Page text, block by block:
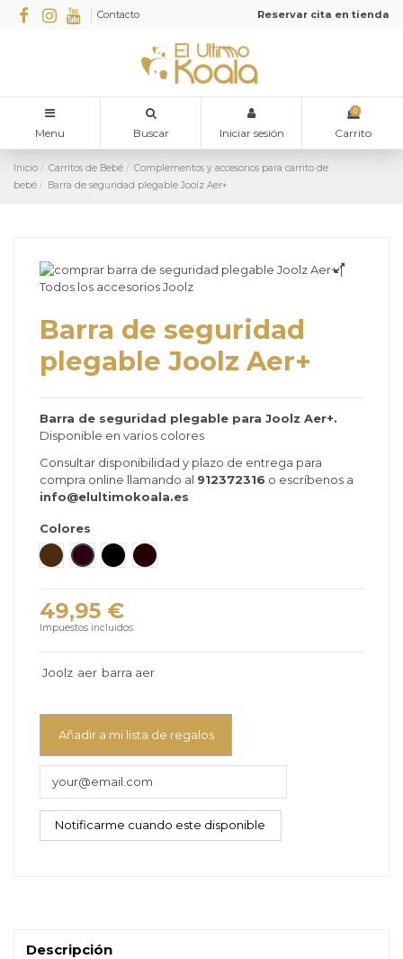
Contacto Reservar cita en tienda
Menu Buscar Iniciar sesión
0
Carrito
Inicio Carritos de Bebé
Complementos y accesorios para carrito de
bebé
Barra de seguridad plegable Joolz Aer+
Barra de seguridad
plegable Joolz Aer+
Barra de seguridad plegable para Joolz Aer+.
Disponible en varios colores
Consultar disponibilidad y plazo de entrega para
compra online llamando al 912372316 o escríbenos a
info@elultimokoala.es
Colores
Brown carbón
Mid Brown Carbon
Black Carbon
Dark brown
49,95 €
Impuestos incluidos
Joolz aer barra aer
Añadir a mi lista de regalos
Descripción